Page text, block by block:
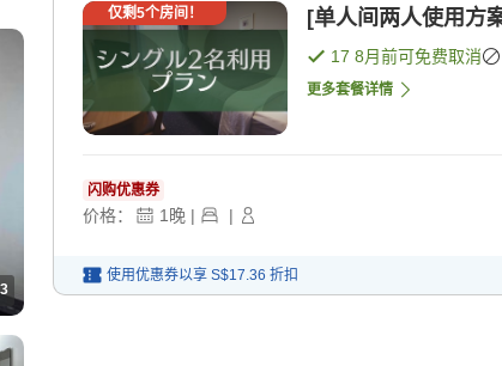
3
仅剩5个房间！ [单人间两人使用方
17 8月前可免费取消
更多套餐详情
闪购优惠券
价格： 1 晚 | |
使用优惠券以享 S$17.36 折扣